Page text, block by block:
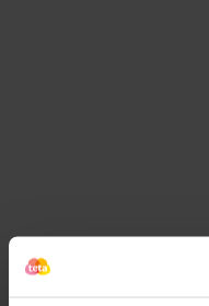
Podobné produkty